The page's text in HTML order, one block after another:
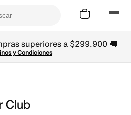
superiores a $299.900 🚚
y Condiciones
Club